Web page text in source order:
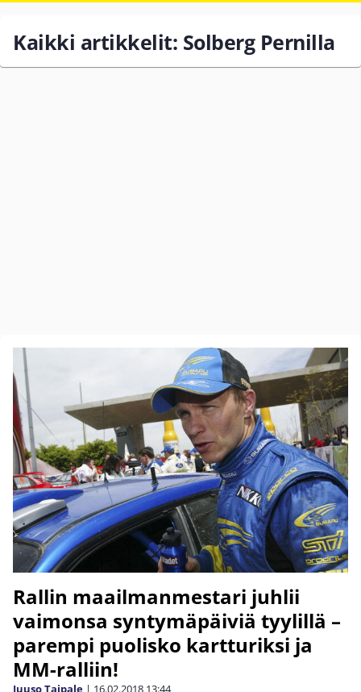
Kaikki artikkelit: Solberg Pernilla
Rallin maailmanmestari juhlii
vaimonsa syntymäpäiviä tyylillä –
parempi puolisko kartturiksi ja
MM-ralliin!
Juuso Taipale | 16.02.2018 13:44